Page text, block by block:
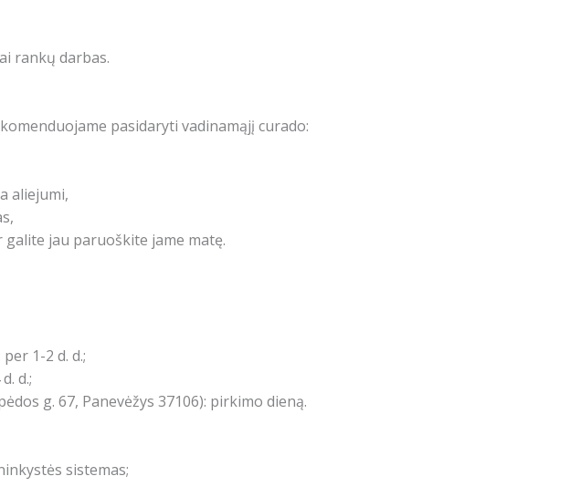
rankų darbas.
pasidaryti vadinamąjį curado:
aliejumi,
jau paruoškite jame matę.
1-2 d. d.;
d.;
g. 67, Panevėžys 37106): pirkimo dieną.
sistemas;